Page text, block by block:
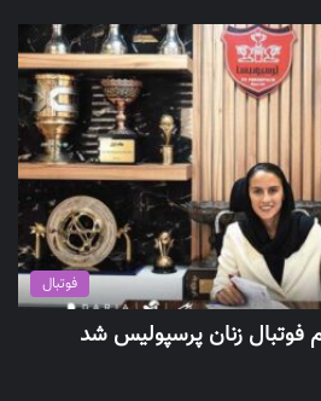
فوتبال
فوتبال زنان پرسپولیس شد